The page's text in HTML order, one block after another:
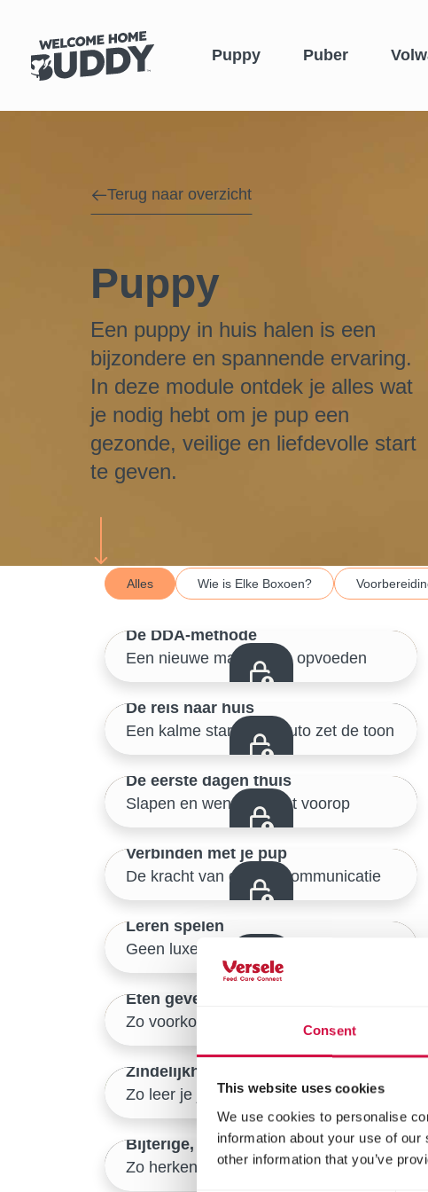
Consent
This website uses cookies
We use cookies to personalise
information about your use of
other information that you’ve
Puppy Puber
Terug naar overzicht
Puppy
Een puppy in huis halen is een
bijzondere en spannende ervaring.
In deze module ontdek je alles wat
je nodig hebt om je pup een
gezonde, veilige en liefdevolle start
te geven.
Alles Wie is Elke Boxoen?
Wie is Elke Boxoen?
1/46
De DDA-methode
Een nieuwe manier van opvoeden
Voorbereiding – puppy proofen
De reis naar huis
Een kalme start in de auto zet de toon
Veilige start thuis
De eerste dagen thuis
Slapen en wennen staat voorop
Veilige start thuis
Verbinden met je pup
De kracht van groene communicatie
Veilige start thuis
Leren spelen
Geen luxe maar een noodzaak
Veilige start thuis
Eten geven aan je pup
Zo voorkom je baknijd
Veilige start thuis
Zindelijkheidstraining
Zo leer je je pup buiten zijn behoefte doen
Veilige start thuis
Bijterige, vervelende pup?
Zo herken en help je overprikkeling